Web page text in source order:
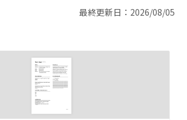
最終更新日：2026/08/05